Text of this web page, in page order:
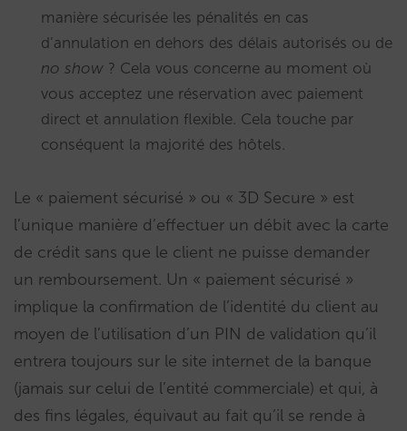
manière sécurisée les pénalités en cas
d’annulation en dehors des délais autorisés ou de
no show ? Cela vous concerne au moment où
vous acceptez une réservation avec paiement
direct et annulation flexible. Cela touche par
conséquent la majorité des hôtels.
Le « paiement sécurisé » ou « 3D Secure » est
l’unique manière d’effectuer un débit avec la carte
de crédit sans que le client ne puisse demander
un remboursement. Un « paiement sécurisé »
implique la confirmation de l’identité du client au
moyen de l’utilisation d’un PIN de validation qu’il
entrera toujours sur le site internet de la banque
(jamais sur celui de l’entité commerciale) et qui, à
des fins légales, équivaut au fait qu’il se rende à